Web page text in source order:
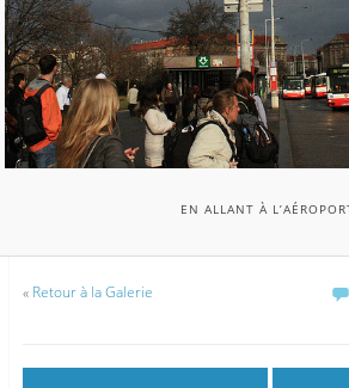
EN ALLANT À
« Retour à la Galerie